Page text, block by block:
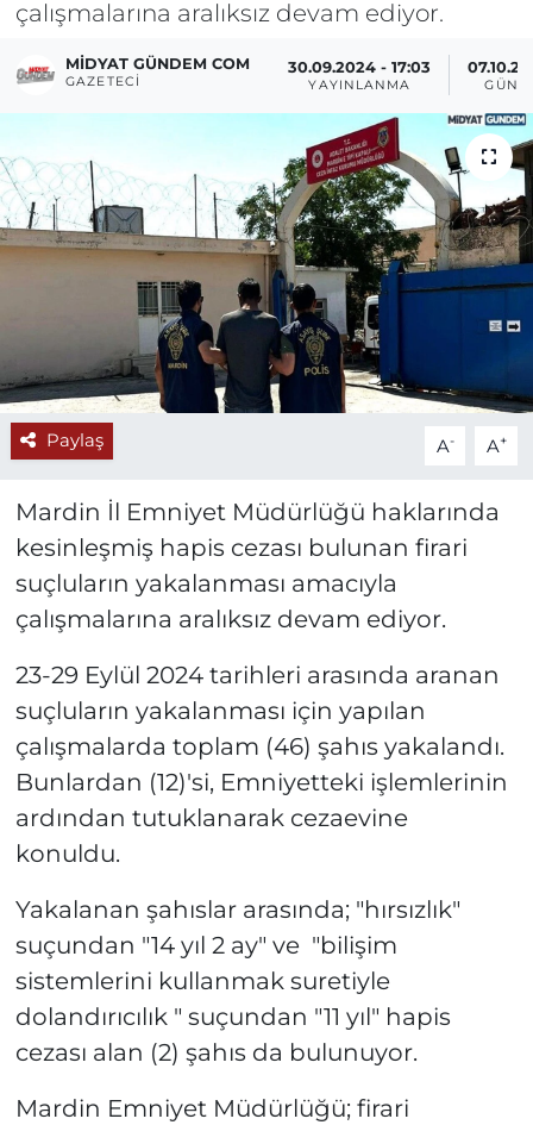
çalışmalarına aralıksız devam ediyor.
MIDYAT GÜNDEM COM
GAZETECI
30.09.2024 - 17:03
YAYINLANMA
Paylaş A- A+
Mardin İl Emniyet Müdürlüğü haklarında
kesinleşmiş hapis cezası bulunan firari
suçluların yakalanması amacıyla
çalışmalarına aralıksız devam ediyor.
23-29 Eylül 2024 tarihleri arasında aranan
suçluların yakalanması için yapılan
çalışmalarda toplam (46) şahıs yakalandı.
Bunlardan (12)'si, Emniyetteki işlemlerinin
ardından tutuklanarak cezaevine
konuldu.
Yakalanan şahıslar arasında; "hırsızlık"
suçundan "14 yıl 2 ay" ve "bilişim
sistemlerini kullanmak suretiyle
dolandırıcılık " suçundan "11 yıl" hapis
cezası alan (2) şahıs da bulunuyor.
Mardin Emniyet Müdürlüğü; firari